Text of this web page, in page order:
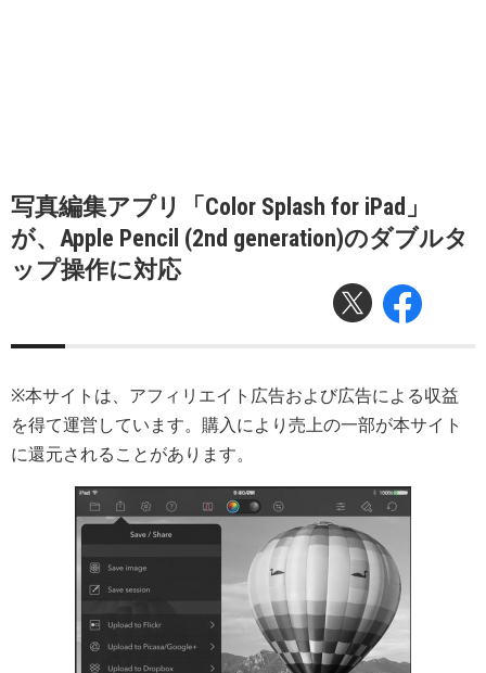
写真編集アプリ「Color Splash for iPad」
が、Apple Pencil (2nd generation)のダブルタ
ップ操作に対応
※本サイトは、アフィリエイト広告および広告による収益
を得て運営しています。購入により売上の一部が本サイト
に還元されることがあります。